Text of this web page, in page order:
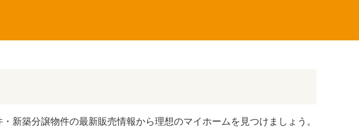
新築分譲物件の最新販売情報から理想のマイホームを見つけましょう。